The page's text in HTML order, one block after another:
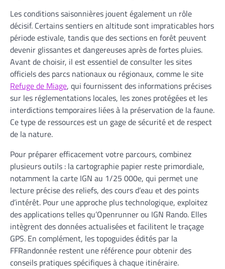
Les conditions saisonnières jouent également un rôle
décisif. Certains sentiers en altitude sont impraticables hors
période estivale, tandis que des sections en forêt peuvent
devenir glissantes et dangereuses après de fortes pluies.
Avant de choisir, il est essentiel de consulter les sites
officiels des parcs nationaux ou régionaux, comme le site
Refuge de Miage, qui fournissent des informations précises
sur les réglementations locales, les zones protégées et les
interdictions temporaires liées à la préservation de la faune.
Ce type de ressources est un gage de sécurité et de respect
de la nature.
Pour préparer efficacement votre parcours, combinez
plusieurs outils : la cartographie papier reste primordiale,
notamment la carte IGN au 1/25 000e, qui permet une
lecture précise des reliefs, des cours d’eau et des points
d’intérêt. Pour une approche plus technologique, exploitez
des applications telles qu’Openrunner ou IGN Rando. Elles
intègrent des données actualisées et facilitent le traçage
GPS. En complément, les topoguides édités par la
FFRandonnée restent une référence pour obtenir des
conseils pratiques spécifiques à chaque itinéraire.